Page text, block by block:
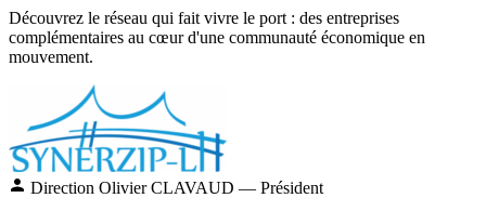
Découvrez le réseau qui fait vivre le port : des entreprises
complémentaires au cœur d'une communauté économique en
mouvement.
Direction Olivier CLAVAUD — Président